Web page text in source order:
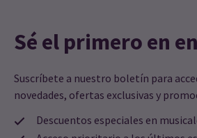
Sé el primero en
Suscríbete a nuestro boletín para
novedades, ofertas exclusivas y
Descuentos especiales en